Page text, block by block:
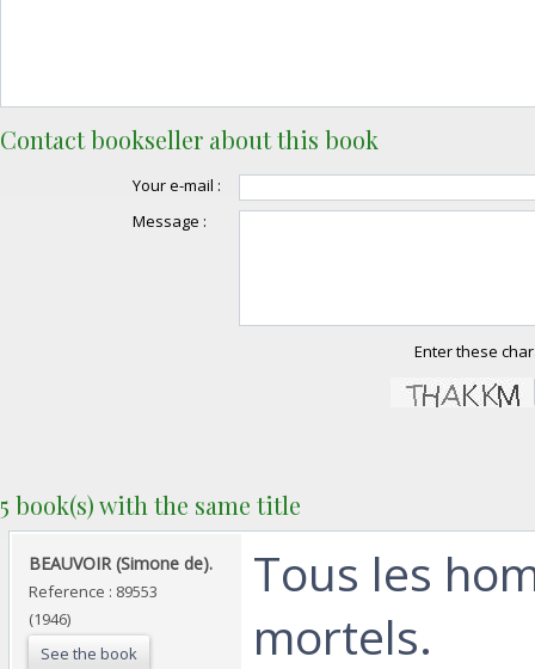
Contact bookseller about this book
Your e-mail :
Message :
Enter these
5 book(s) with the same title
‎BEAUVOIR (Simone de).‎
Reference : 89553
(1946)
See the book
‎Tous les
mortels.‎